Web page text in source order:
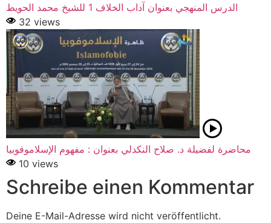
الدرس المنهجي بعنوان آداب الخلاف 1 للشيخ محمد الحويط
32 views
محاضرة لفضيلة د. صلاح النكدلي بعنوان : مفهوم الإسلاموفوبيا
10 views
Schreibe einen Kommentar
Deine E-Mail-Adresse wird nicht veröffentlicht.